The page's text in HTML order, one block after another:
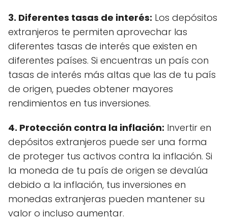
3. Diferentes tasas de interés: Los depósitos
extranjeros te permiten aprovechar las
diferentes tasas de interés que existen en
diferentes países. Si encuentras un país con
tasas de interés más altas que las de tu país
de origen, puedes obtener mayores
rendimientos en tus inversiones.
4. Protección contra la inflación: Invertir en
depósitos extranjeros puede ser una forma
de proteger tus activos contra la inflación. Si
la moneda de tu país de origen se devalúa
debido a la inflación, tus inversiones en
monedas extranjeras pueden mantener su
valor o incluso aumentar.